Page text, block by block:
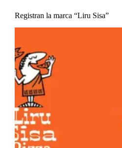
Registran la marca “Liru Sisa”